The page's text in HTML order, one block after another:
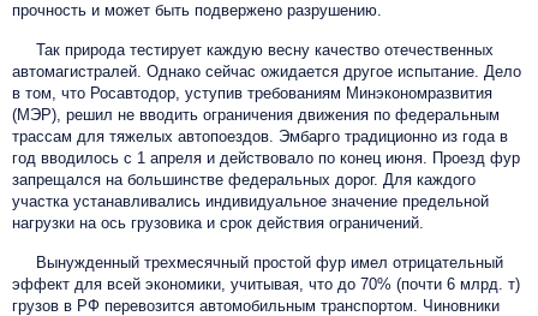
прочность и может быть подвержено разрушению.
Так природа тестирует каждую весну качество отечественных
автомагистралей. Однако сейчас ожидается другое испытание. Дело
в том, что Росавтодор, уступив требованиям Минэкономразвития
(МЭР), решил не вводить ограничения движения по федеральным
трассам для тяжелых автопоездов. Эмбарго традиционно из года в
год вводилось с 1 апреля и действовало по конец июня. Проезд фур
запрещался на большинстве федеральных дорог. Для каждого
участка устанавливались индивидуальное значение предельной
нагрузки на ось грузовика и срок действия ограничений.
Вынужденный трехмесячный простой фур имел отрицательный
эффект для всей экономики, учитывая, что до 70% (почти 6 млрд. т)
грузов в РФ перевозится автомобильным транспортом. Чиновники